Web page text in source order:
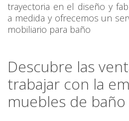
trayectoria en el diseño y
a medida y ofrecemos un
mobiliario para baño
Descubre las
trabajar con la
muebles de